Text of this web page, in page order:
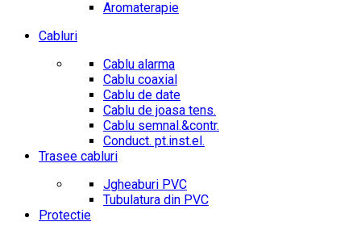
Aromaterapie
Cabluri
Cablu alarma
Cablu coaxial
Cablu de date
Cablu de joasa tens.
Cablu semnal.&contr.
Conduct. pt.inst.el.
Trasee cabluri
Jgheaburi PVC
Tubulatura din PVC
Protectie